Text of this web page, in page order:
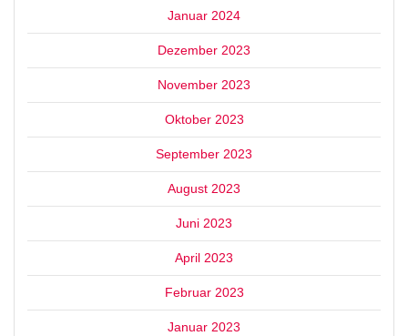
Januar 2024
Dezember 2023
November 2023
Oktober 2023
September 2023
August 2023
Juni 2023
April 2023
Februar 2023
Januar 2023